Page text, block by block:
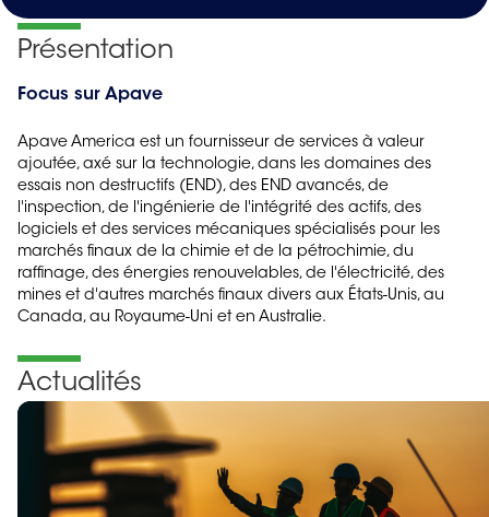
Présentation
Focus sur Apave
Apave America est un fournisseur de services à valeur
ajoutée, axé sur la technologie, dans les domaines des
essais non destructifs (END), des END avancés, de
l'inspection, de l'ingénierie de l'intégrité des actifs, des
logiciels et des services mécaniques spécialisés pour les
marchés finaux de la chimie et de la pétrochimie, du
raffinage, des énergies renouvelables, de l'électricité, des
mines et d'autres marchés finaux divers aux États-Unis, au
Canada, au Royaume-Uni et en Australie.
Actualités